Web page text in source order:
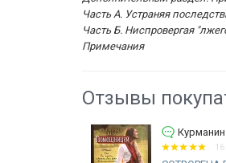
Часть А. Устраняя
Часть Б. Ниспровергая
Примечания
Отзывы